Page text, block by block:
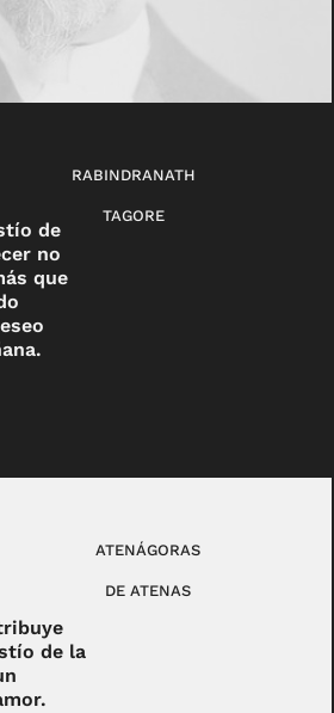
de
no
que
RABINDRANATH
TAGORE
de la
ATENÁGORAS
DE ATENAS